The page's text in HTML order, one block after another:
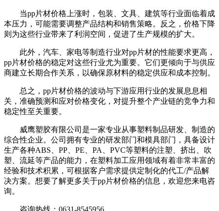
当pp片材价格上涨时，包装、文具、建筑等行业面临着成
本压力，可能需要调整产品结构和销售策略。反之，价格下降
则为这些行业带来了利润空间，促进了生产规模的扩大。
此外，汽车、家电等制造行业对pp片材的性能要求更高，
pp片材价格的稳定对这些行业尤为重要。它们更倾向于与供应
商建立长期合作关系，以确保原材料的稳定供应和成本控制。
总之，pp片材价格的波动与下游应用行业的发展息息相
关，准确预测和应对价格变化，对提升整个产业链的竞争力和
稳定性至关重要。
威鹰塑胶有限公司是一家专业从事塑料制品研发、制造的
综合性企业。公司拥有专业的研发部门和模具部门，具备设计
生产各种ABS、PP、PE、PA、PVC等塑料的注塑、挤出、吹
塑、流延等产品的能力，在塑料加工应用领域有着非常丰富的
经验和技术积累，可根据客户需求提供定制化的代工/产品解
决方案。想要了解更多关于pp片材价格的信息，欢迎您来电咨
询。
咨询热线：0631-8545956